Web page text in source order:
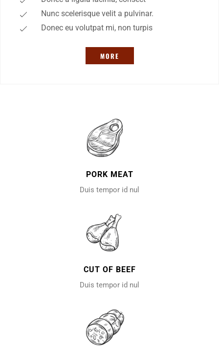
Nunc scelerisque velit a pulvinar.
Donec eu volutpat mi, non turpis
MORE
PORK MEAT
Duis tempor id nul
CUT OF BEEF
Duis tempor id nul